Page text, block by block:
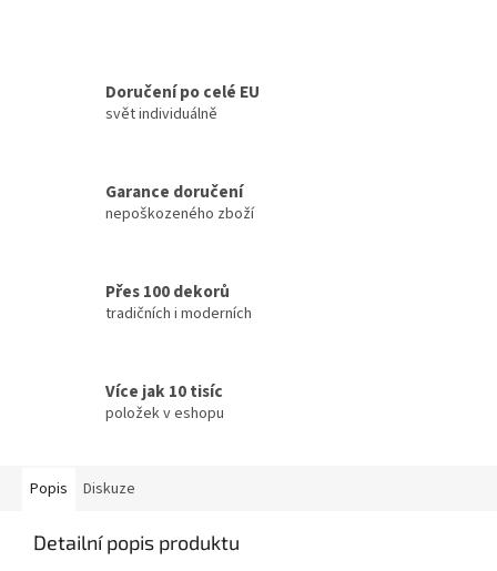
Doručení po celé EU
svět individuálně
Garance doručení
nepoškozeného zboží
Přes 100 dekorů
tradičních i moderních
Více jak 10 tisíc
položek v eshopu
Popis Diskuze
Detailní popis produktu